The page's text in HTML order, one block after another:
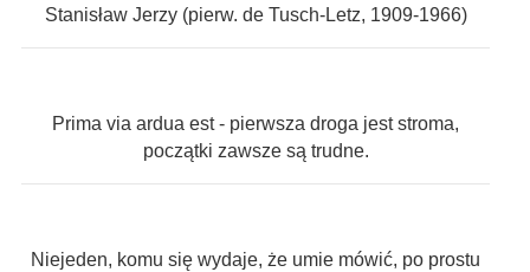
Stanisław Jerzy (pierw. de Tusch-Letz, 1909-1966)
Prima via ardua est - pierwsza droga jest stroma,
początki zawsze są trudne.
Niejeden, komu się wydaje, że umie mówić, po prostu